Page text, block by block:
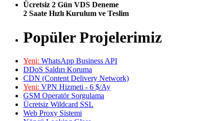
Ücretsiz 2 Gün VDS Deneme
2 Saate Hızlı Kurulum ve Teslim
Popüler Projelerimiz
Yeni: WhatsApp Business API
DDoS Saldırı Koruma
CDN (Content Delivery Network)
Yeni: VPN Hizmeti - 6 $/Ay
GSM Operatör Sorgulama
Ücretsiz Wildcard SSL
Web Proxy Sistemi